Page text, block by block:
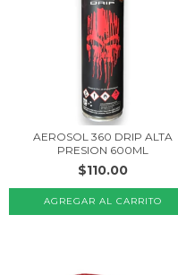
AEROSOL 360 DRIP ALTA
PRESION 600ML
$110.00
AGREGAR AL CARRITO